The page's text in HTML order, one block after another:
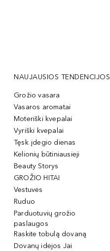
NAUJAUSIOS TENDENCIJOS
Grožio vasara
Vasaros aromatai
Moteriški kvepalai
Vyriški kvepalai
Tęsk įdegio dienas
Kelionių būtiniausieji
Beauty Storys
GROŽIO HITAI
Vestuvės
Ruduo
Parduotuvių grožio
paslaugos
Raskite tobulą dovaną
Dovanų idėjos Jai